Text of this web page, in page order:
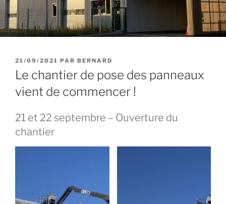
PUBLIÉ
LE
21/09/2021 PAR BERNARD
Le chantier de pose des panneaux
vient de commencer !
21 et 22 septembre – Ouverture du
chantier